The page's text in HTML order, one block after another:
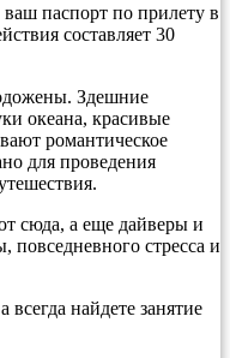
ваш паспорт по прилету в
составляет 30
Здешние
океана, красивые
романтическое
для проведения
сюда, а еще дайверы и
повседневного стресса и
всегда найдете занятие